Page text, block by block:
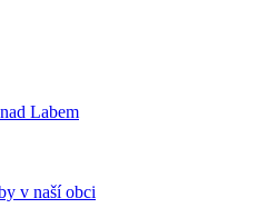
Labem
v naší obci